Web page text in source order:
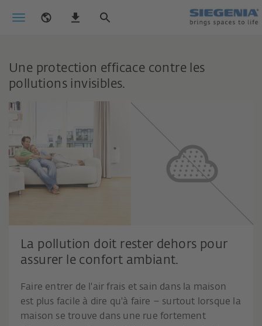
Une protection efficace contre les
pollutions invisibles.
La pollution doit rester dehors pour
assurer le confort ambiant.
Faire entrer de l'air frais et sain dans la maison
est plus facile à dire qu'à faire – surtout lorsque la
maison se trouve dans une rue fortement